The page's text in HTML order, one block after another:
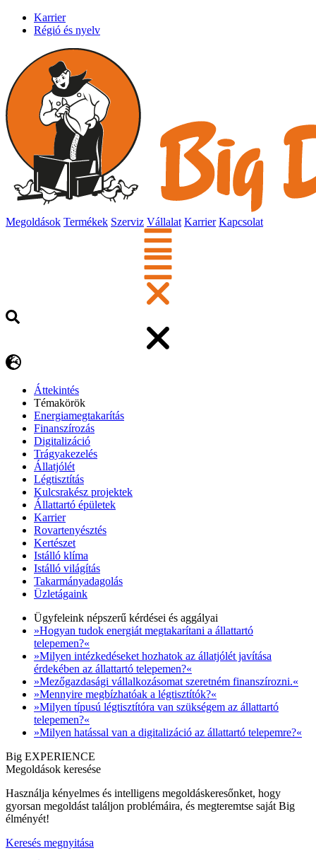
Karrier
Régió és nyelv
Megoldások Termékek Szerviz Vállalat Karrier Kapcsolat
Áttekintés
Témakörök
Energiamegtakarítás
Finanszírozás
Digitalizáció
Trágyakezelés
Állatjólét
Légtisztítás
Kulcsrakész projektek
Állattartó épületek
Karrier
Rovartenyésztés
Kertészet
Istálló klíma
Istálló világítás
Takarmányadagolás
Üzletágaink
Ügyfeleink népszerű kérdései és aggályai
»Hogyan tudok energiát megtakarítani a állattartó
telepemen?«
»Milyen intézkedéseket hozhatok az állatjólét javítása
érdekében az állattartó telepemen?«
»Mezőgazdasági vállalkozásomat szeretném finanszírozni.«
»Mennyire megbízhatóak a légtisztítók?«
»Milyen típusú légtisztítóra van szükségem az állattartó
telepemen?«
»Milyen hatással van a digitalizáció az állattartó telepemre?«
Big EXPERIENCE
Megoldások keresése
Használja kényelmes és intelligens megoldáskeresőnket, hogy
gyorsan megoldást találjon problémáira, és megteremtse saját Big
élményét!
Keresés megnyitása